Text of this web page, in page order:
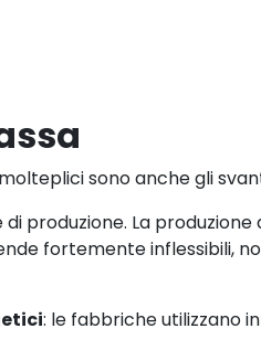
sono anche gli
produzione. La
fortemente inflessibili,
: le fabbriche utilizzano